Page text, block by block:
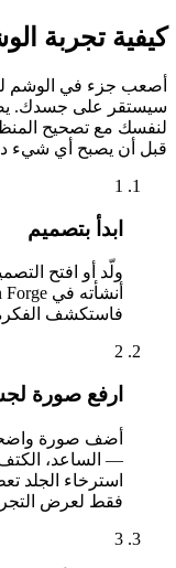
كيفية تجربة
أصعب جزء في الوشم
لنفسك مع تصحيح
قبل أن يصبح أي شيء
1
ابدأ بتصميم
ولّد أو افتح
فاستكشف الفكرة
2
ارفع صورة
أضف صورة واضحة
— الساعد،
استرخاء الجلد
فقط لعرض
3